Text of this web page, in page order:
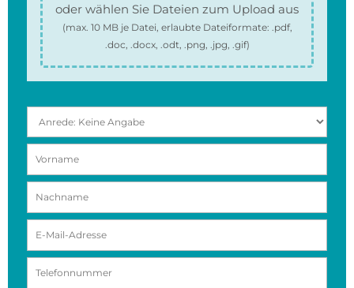
oder wählen Sie Dateien zum Upload aus
(max. 10 MBje Datei, erlaubte Dateiformate: .pdf,
.doc, .docx, .odt, .png, .jpg, .gif)